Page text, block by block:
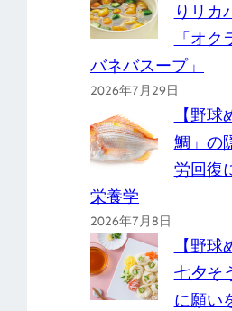
りリカ
「オ
バネバスープ」
2026年7月29日
【野
鯛」の
労回復
栄養学
2026年7月8日
【野
七夕そ
に願い